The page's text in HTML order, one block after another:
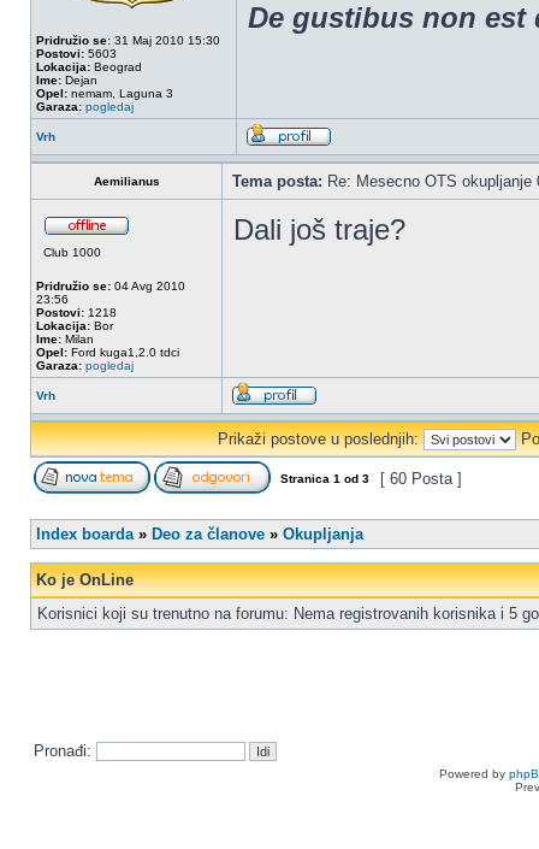
Pridružio se: 31 Maj 2010 15:30
Postovi: 5603
Lokacija: Beograd
Ime: Dejan
Opel: nemam, Laguna 3
Garaza: pogledaj
De gustibus non est
Vrh
Aemilianus Tema posta: Re: Mesecno OTS
Club 1000
Pridružio se: 04 Avg 2010
23:56
Postovi: 1218
Lokacija: Bor
Ime: Milan
Opel: Ford kuga1,2.0 tdci
Garaza: pogledaj
Dali još traje?
Vrh
Prikaži postove u poslednjih:
Stranica 1 od 3 [ 60 Posta ]
Index boarda» Deo za članove » Okupljanja
Ko je OnLine
Korisnici koji su trenutno na forumu: Nema registrovanih korisnika i 5
Pronađi:
Powered by